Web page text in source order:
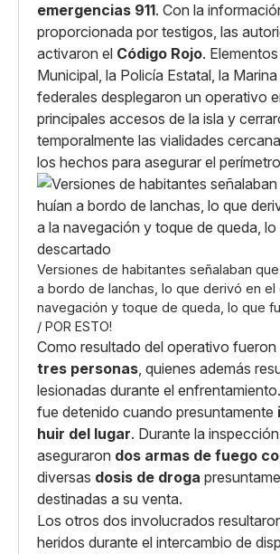
emergencias 911. Con la
proporcionada por testigos, las
activaron el Código Rojo.
Municipal, la Policía Estatal, la
federales desplegaron un operativo
principales accesos de la isla y
temporalmente las vialidades
los hechos para asegurar el
Versiones de habitantes señalaban
a bordo de lanchas, lo que derivó en el
navegación y toque de queda, lo que
/ POR ESTO!
Como resultado del operativo fueron
tres personas, quienes además
lesionadas durante el
fue detenido cuando presuntamente
huir del lugar. Durante la
aseguraron dos armas de fuego
diversas dosis de droga
destinadas a su venta.
Los otros dos involucrados
heridos durante el intercambio de